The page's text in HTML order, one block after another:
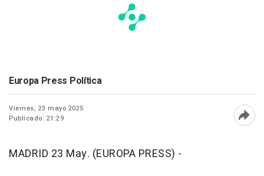
Europa Press Política
Viernes, 23 mayo 2025
Publicado: 21:29
MADRID 23 May. (EUROPA PRESS) -